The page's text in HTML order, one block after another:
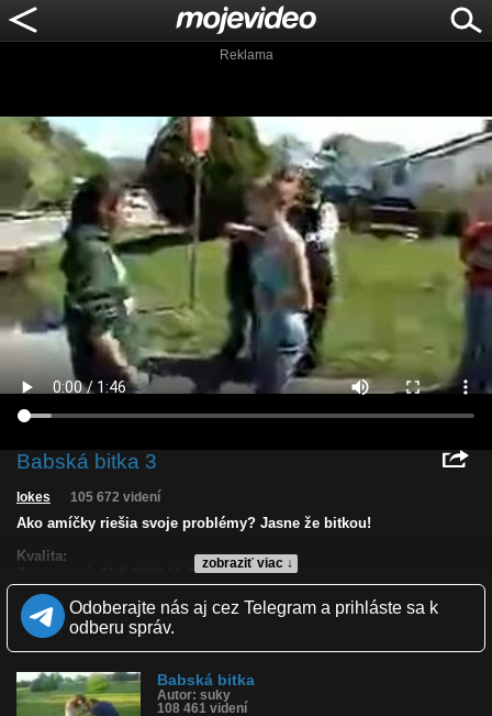
Reklama
Babská bitka 3
zobraziť viac ↓
lokes 105 672 videní
Ako amíčky riešia svoje problémy? Jasne že bitkou!
Kvalita:
Zverejnené: 31.5.2008 15:39
Páči sa: 72% (29 hlasov)
Obľúbené: 13
Komentárov: 58
Tagy: bitka, baby, mlátiť, šklbanie
História sledovanosti videa:
Odoberajte nás aj cez Telegram a prihláste sa k
odberu správ.
Babská bitka
Autor: suky
108 461 videní